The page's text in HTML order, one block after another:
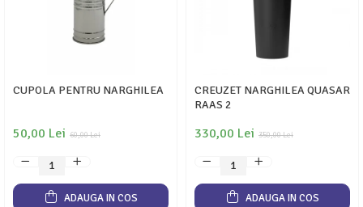
CUPOLA PENTRU NARGHILEA
60,00 Lei
50,00 Lei
ADAUGA IN COS
CREUZET NARGHILEA QUASAR
RAAS 2
350,00 Lei
330,00 Lei
ADAUGA IN COS